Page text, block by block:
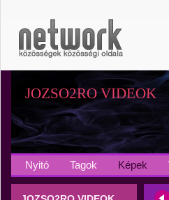
JOZSO2RO VIDEOK
Nyitó Tagok Képek